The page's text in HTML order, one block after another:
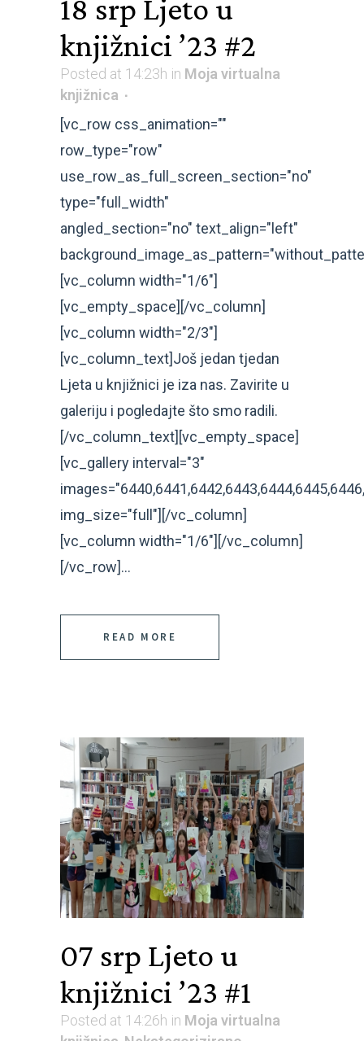
18 srp Ljeto u
knjižnici ’23 #2
Posted at 14:23h in Moja virtualna
knjižnica
[vc_row css_animation=""
row_type="row"
use_row_as_full_screen_section="no"
type="full_width"
angled_section="no" text_align="left"
[vc_column width="1/6"]
[vc_empty_space][/vc_column]
[vc_column width="2/3"]
[vc_column_text]Još jedan tjedan
Ljeta u knjižnici je iza nas. Zavirite u
galeriju i pogledajte što smo radili.
[/vc_column_text][vc_empty_space]
[vc_gallery interval="3"
img_size="full"][/vc_column]
[vc_column width="1/6"][/vc_column]
[/vc_row]...
READ MORE
07 srp Ljeto u
knjižnici ’23 #1
Posted at 14:26h in Moja virtualna